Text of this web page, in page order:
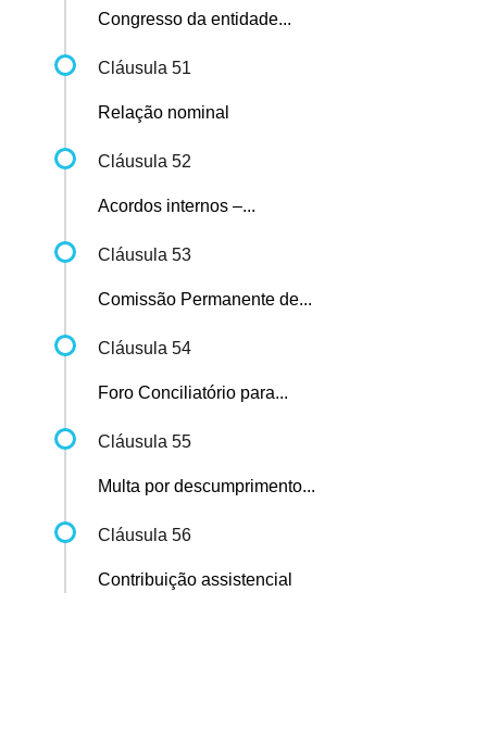
Congresso da entidade...
Cláusula 51
Relação nominal
Cláusula 52
Acordos internos –...
Cláusula 53
Comissão Permanente de...
Cláusula 54
Foro Conciliatório para...
Cláusula 55
Multa por descumprimento...
Cláusula 56
Contribuição assistencial